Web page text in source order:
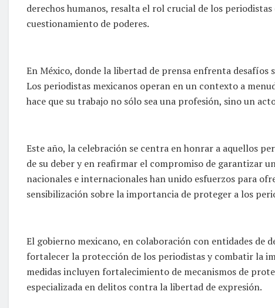
derechos humanos, resalta el rol crucial de los
cuestionamiento de poderes.
En México, donde la libertad de prensa enfrenta desafíos
Los periodistas mexicanos operan en un contexto a
hace que su trabajo no sólo sea una profesión, sino un
Este año, la celebración se centra en honrar a aquellos
de su deber y en reafirmar el compromiso de garantizar
nacionales e internacionales han unido esfuerzos para
sensibilización sobre la importancia de proteger a los
El gobierno mexicano, en colaboración con entidades de
fortalecer la protección de los periodistas y combatir la
medidas incluyen fortalecimiento de mecanismos de
especializada en delitos contra la libertad de expresión.